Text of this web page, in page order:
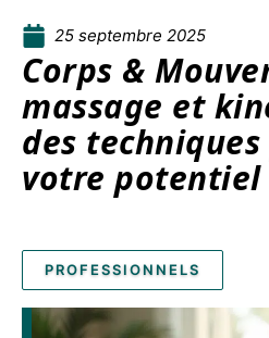
25 septembre 2025
Corps &
massage et
des
votre potentiel
PROFESSIONNELS